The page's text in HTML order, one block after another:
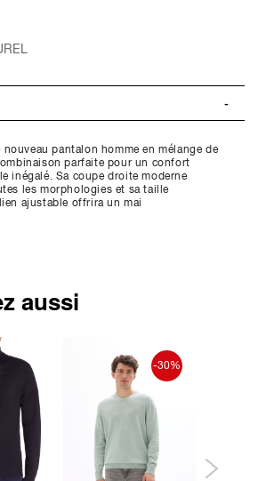
nouveau pantalon homme en mélange de
parfaite pour un confort
inégalé. Sa coupe droite moderne
les morphologies et sa taille
ajustable offrira un mai
aussi
-30%